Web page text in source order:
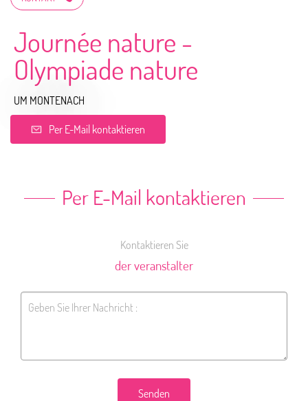
Journée nature -
Olympiade nature
UM MONTENACH
Per E-Mail kontaktieren
Per E-Mail kontaktieren
Kontaktieren Sie
der veranstalter
Senden